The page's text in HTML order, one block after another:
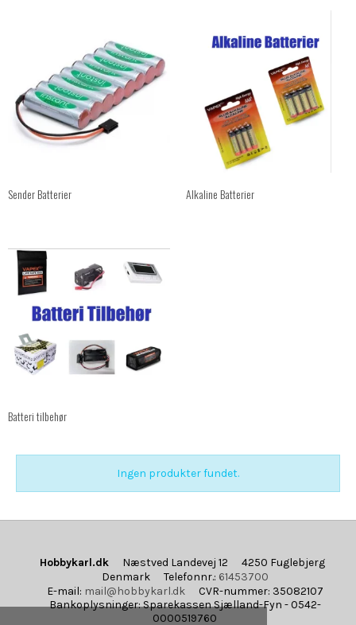
Sender Batterier Alkaline Batterier
Batteri tilbehør
Ingen produkter fundet.
Hobbykarl.dk Næstved Landevej 12
4250 Fuglebjerg
Denmark
Telefonnr.: 61453700
E-mail: mail@hobbykarl.dk CVR-nummer: 35082107
Bankoplysninger:Sparekassen Sjælland-Fyn - 0542-
0000519760